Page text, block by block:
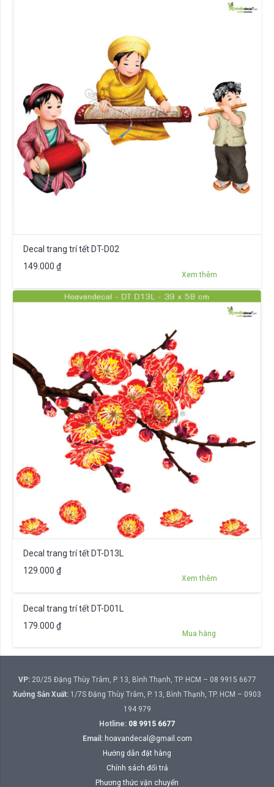
Decal trang trí tết DT-D02
149.000 ₫
Xem thêm
Decal trang trí tết DT-D13L
129.000 ₫
Xem thêm
Decal trang trí tết DT-D01L
179.000 ₫
Mua hàng
VP:20/25 Đặng Thùy Trâm, P. 13, Bình Thạnh, TP. HCM – 08 9915 6677
Xưởng Sản Xuất: 1/7S Đặng Thùy Trâm, P. 13, Bình Thạnh, TP. HCM – 0903
194 979
Hotline: 08 9915 6677
Email: hoavandecal@gmail.com
Hướng dẫn đặt hàng
Chính sách đổi trả
Phương thức vận chuyển